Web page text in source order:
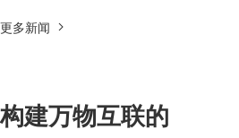
更多新闻
构建万物互联的